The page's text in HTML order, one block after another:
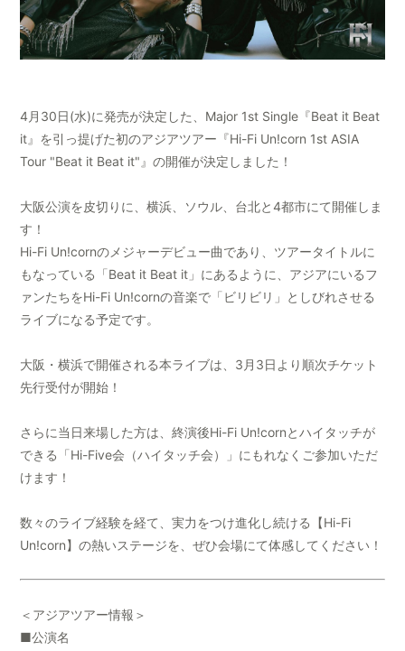
4月30日(水)に発売が決定した、Major 1st Single『Beat it Beat
it』を引っ提げた初のアジアツアー『Hi-Fi Un!corn 1st ASIA
Tour "Beat it Beat it"』の開催が決定しました！
大阪公演を皮切りに、横浜、ソウル、台北と4都市にて開催しま
す！
Hi-Fi Un!cornのメジャーデビュー曲であり、ツアータイトルに
もなっている「Beat it Beat it」にあるように、アジアにいるフ
ァンたちをHi-Fi Un!cornの音楽で「ビリビリ」としびれさせる
ライブになる予定です。
大阪・横浜で開催される本ライブは、3月3日より順次チケット
先行受付が開始！
さらに当日来場した方は、終演後Hi-Fi Un!cornとハイタッチが
できる「Hi-Five会（ハイタッチ会）」にもれなくご参加いただ
けます！
数々のライブ経験を経て、実力をつけ進化し続ける【Hi-Fi
Un!corn】の熱いステージを、ぜひ会場にて体感してください！
＜アジアツアー情報＞
■公演名